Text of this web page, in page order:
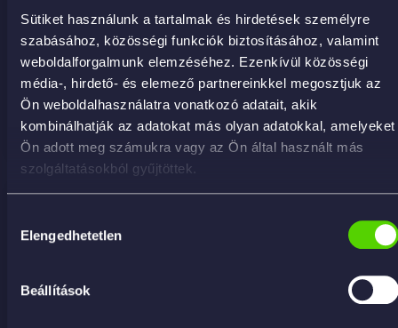
Sütiket használunk a tartalmak és hirdetések személyre
szabásához, közösségi funkciók biztosításához, valamint
weboldalforgalmunk elemzéséhez. Ezenkívül közösségi
média-, hirdető- és elemező partnereinkkel megosztjuk az
Ön weboldalhasználatra vonatkozó adatait, akik
kombinálhatják az adatokat más olyan adatokkal, amelyeket
Ön adott meg számukra vagy az Ön által használt más
szolgáltatásokból gyűjtöttek.
kiválasztása
Elengedhetetlen
Beállítások
Xmas Snow Foam 25kg – aktívhab/sampon
karácsonyi illattal
47 244Ft
KOSÁRBA